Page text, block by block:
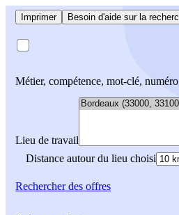
Imprimer Besoin d'aide sur la
Métier, compétence, mot-clé,
Lieu de travail
Distance autour du lieu choisi
Rechercherdes offres